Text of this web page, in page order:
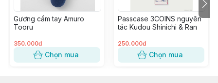
Gương cầm tay Amuro
Tooru
350.000đ
Chọn mua
Passcase 3COINS nguyên
tác Kudou Shinichi & Ran
250.000đ
Chọn mua